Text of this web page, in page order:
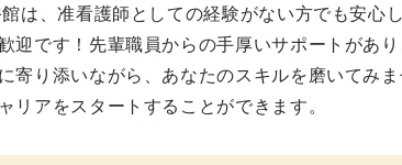
は、准看護師としての経験がない方でも安心
迎です！先輩職員からの手厚いサポートがあ
寄り添いながら、あなたのスキルを磨いてみ
リアをスタートすることができます。